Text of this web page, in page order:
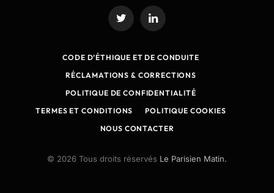
Twitter LinkedIn
CODE D’ÉTHIQUE ET DE CONDUITE
RÉCLAMATIONS & CORRECTIONS
POLITIQUE DE CONFIDENTIALITÉ
TERMES ET CONDITIONS
POLITIQUE COOKIES
NOUS CONTACTER
© 2026 Tous droits réservés Le Parisien Matin.